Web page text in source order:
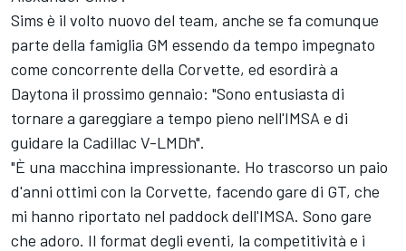
Sims è il volto nuovo del team, anche se fa comunque
parte della famiglia GM essendo da tempo impegnato
come concorrente della Corvette, ed esordirà a
Daytona il prossimo gennaio: "Sono entusiasta di
tornare a gareggiare a tempo pieno nell'IMSA e di
guidare la Cadillac V-LMDh".
"È una macchina impressionante. Ho trascorso un paio
d'anni ottimi con la Corvette, facendo gare di GT, che
mi hanno riportato nel paddock dell'IMSA. Sono gare
che adoro. Il format degli eventi, la competitività e i